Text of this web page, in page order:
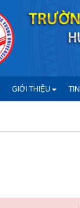
GIỚI THIỆU